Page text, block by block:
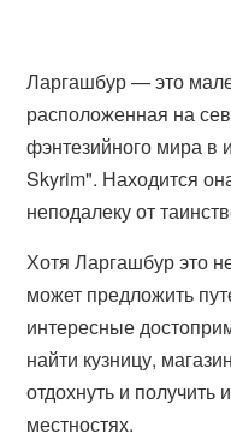
Ларгашбур — это
расположенная на
фэнтезийного мира в
Skyrim". Находится
неподалеку от
Хотя Ларгашбур это
может предложить
интересные
найти кузницу,
отдохнуть и
местностях.